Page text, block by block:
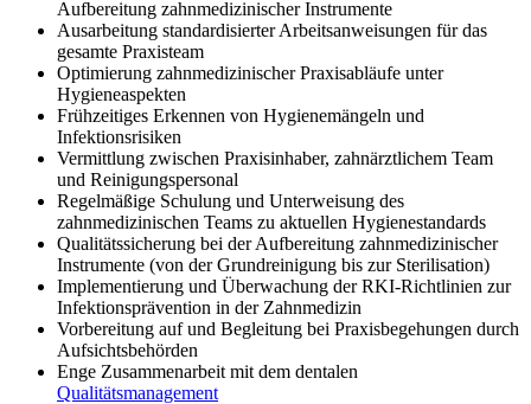
Aufbereitung zahnmedizinischer Instrumente
Ausarbeitung standardisierter Arbeitsanweisungen für das
gesamte Praxisteam
Optimierung zahnmedizinischer Praxisabläufe unter
Hygieneaspekten
Frühzeitiges Erkennen von Hygienemängeln und
Infektionsrisiken
Vermittlung zwischen Praxisinhaber, zahnärztlichem Team
und Reinigungspersonal
Regelmäßige Schulung und Unterweisung des
zahnmedizinischen Teams zu aktuellen Hygienestandards
Qualitätssicherung bei der Aufbereitung zahnmedizinischer
Instrumente (von der Grundreinigung bis zur Sterilisation)
Implementierung und Überwachung der RKI-Richtlinien zur
Infektionsprävention in der Zahnmedizin
Vorbereitung auf und Begleitung bei Praxisbegehungen durch
Aufsichtsbehörden
Enge Zusammenarbeit mit dem dentalen
Qualitätsmanagement